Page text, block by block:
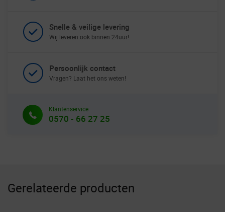
Snelle & veilige levering
Wij leveren ook binnen 24uur!
Persoonlijk contact
Vragen? Laat het ons weten!
Klantenservice
0570 - 66 27 25
Gerelateerde producten